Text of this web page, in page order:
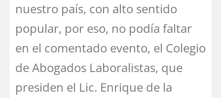
nuestro país, con alto sentido
popular, por eso, no podía faltar
en el comentado evento, el Colegio
de Abogados Laboralistas, que
presiden el Lic. Enrique de la